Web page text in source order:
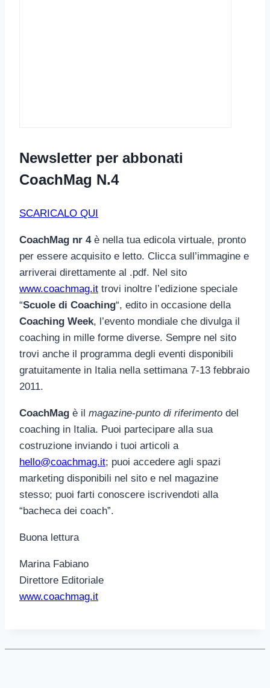
Newsletter per abbonati
CoachMag N.4
SCARICALO QUI
CoachMag nr 4è nella tua edicola virtuale, pronto
per essere acquisito e letto. Clicca sull’immagine e
arriverai direttamente al .pdf. Nel sito
www.coachmag.it trovi inoltre l’edizione speciale
“Scuole di Coaching“, edito in occasione della
Coaching Week, l’evento mondiale che divulga il
coaching in mille forme diverse. Sempre nel sito
trovi anche il programma degli eventi disponibili
gratuitamente in Italia nella settimana 7-13 febbraio
2011.
CoachMag è il magazine-punto di riferimento del
coaching in Italia. Puoi partecipare alla sua
costruzione inviando i tuoi articoli a
hello@coachmag.it; puoi accedere agli spazi
marketing disponibili nel sito e nel magazine
stesso; puoi farti conoscere iscrivendoti alla
“bacheca dei coach”.
Buona lettura
Marina Fabiano
Direttore Editoriale
www.coachmag.it